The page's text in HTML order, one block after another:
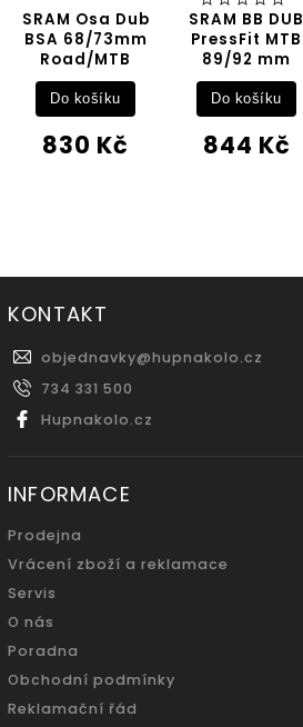
SRAM Osa Dub
BSA 68/73mm
Road/MTB
830 Kč
Do košíku
SRAM BB DUB
PressFit MTB
89/92 mm
844 Kč
Do košíku
KONTAKT
objednavky@hupnakolo.cz
734 331 500
Hupnakolo.cz
INFORMACE
Prodejna
Vrácení zboží a reklamace
Servis
O nás
Poradna
Obchodní podmínky
Reklamační řád